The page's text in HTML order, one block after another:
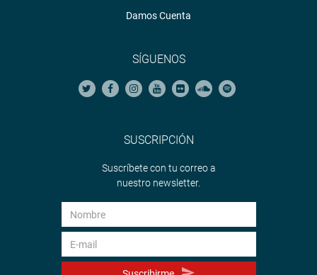
Damos Cuenta
SÍGUENOS
SUSCRIPCIÓN
Suscríbete con tu correo a
nuestro newsletter.